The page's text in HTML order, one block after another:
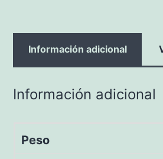
Información adicional
Información adicional
Peso